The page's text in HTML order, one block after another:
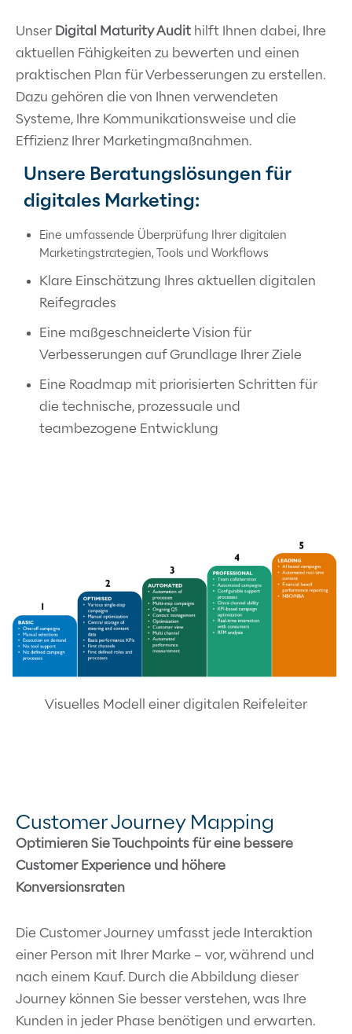
Unser Digital Maturity Audit hilft Ihnen dabei, Ihre
aktuellen Fähigkeiten zu bewerten und einen
praktischen Plan für Verbesserungen zu erstellen.
Dazu gehören die von Ihnen verwendeten
Systeme, Ihre Kommunikationsweise und die
Effizienz Ihrer Marketingmaßnahmen.
Unsere Beratungslösungen für
digitales Marketing:
Eine umfassende Überprüfung Ihrer digitalen
Marketingstrategien, Tools und Workflows
Klare Einschätzung Ihres aktuellen digitalen
Reifegrades
Eine maßgeschneiderte Vision für
Verbesserungen auf Grundlage Ihrer Ziele
Eine Roadmap mit priorisierten Schritten für
die technische, prozessuale und
teambezogene Entwicklung
Visuelles Modell einer digitalen Reifeleiter
Customer Journey Mapping
Optimieren Sie Touchpoints für eine bessere
Customer Experience und höhere
Konversionsraten
Die Customer Journey umfasst jede Interaktion
einer Person mit Ihrer Marke – vor, während und
nach einem Kauf. Durch die Abbildung dieser
Journey können Sie besser verstehen, was Ihre
Kunden in jeder Phase benötigen und erwarten.